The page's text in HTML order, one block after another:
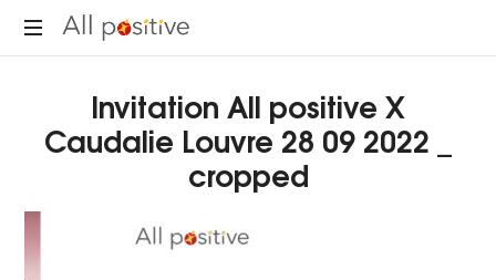
All
réinventer."
Invitation All positive X
Caudalie Louvre 28 09 2022 _
cropped